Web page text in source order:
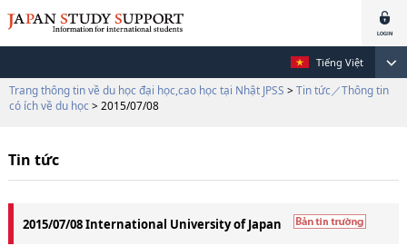
Tiếng Việt
Trang thông tin về du học đại học,cao học tại Nhật JPSS > Tin tức／Thông tin
có ích về du học > 2015/07/08
Tin tức
2015/07/08 International University of Japan